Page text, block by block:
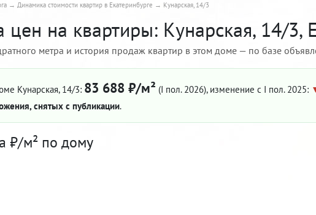
Динамика стоимости квартир в Екатеринбурге Кунарская, 14/3
на квартиры: Кунарская, 14/3,
метра и история продаж квартир в этом доме — по базе
Кунарская, 14/3: 83 688 ₽/м² (I пол. 2026), изменение с I пол. 2025:
снятых с публикации.
₽/м² по дому